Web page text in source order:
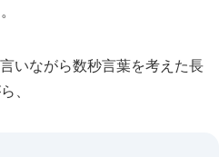
いながら数秒言葉を考えた長
、